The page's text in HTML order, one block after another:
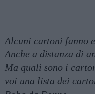
Alcuni cartoni fanno
Anche a distanza di
Ma quali sono i
voi una lista dei